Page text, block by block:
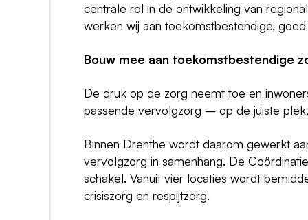
centrale rol in de ontwikkeling van
werken wij aan toekomstbestendige,
Bouw mee aan toekomstbestendige
De druk op de zorg neemt toe en
passende vervolgzorg – op de juiste
Binnen Drenthe wordt daarom gewerkt
vervolgzorg in samenhang. De
schakel. Vanuit vier locaties wordt
crisiszorg en respijtzorg.